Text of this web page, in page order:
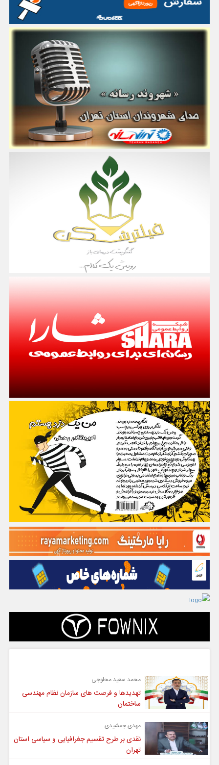
محمد سعید محلوجی
تهدیدها و فرصت های سازمان نظام مهندسی
ساختمان
مهدی جمشیدی
نقدی بر طرح تقسیم جغرافیایی و سیاسی استان
تهران